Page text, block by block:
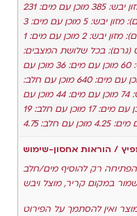
סימון תזונתי ל-100 גרם מזון קלוריות: מזון יבש: 385 מוכן עם מים: 231
מוכן עם חלב: 261 סה"כ שומנים (גרם): מזון יבש: 5 מוכן עם מים: 3
מוכן עם חלב: 5 חומצות שומן רוויות (גרם): מזון יבש: 2 מוכן עם מים: 1
טראנס (גרם): בכל שלושת המצבים:
פחות מ־0.5 כולסטרול (מ"ג): מזון יבש: 60 מוכן עם מים: 36 מוכן עם
חלב: 40 נתרן (מ"ג): מזון יבש: 1080 מוכן עם מים: 640 מוכן עם חלב:
666 סה"כ פחמימות (גרם): מזון יבש: 74 מוכן עם מים: 44 מוכן עם
חלב: 46 סוכרים (גרם): מזון יבש: 28 מוכן עם מים: 17 מוכן עם חלב: 19
/ הוראות אחסון-שימוש
רק להוסיף מים/חלב
במקום קריר, מוצל ויבש
ואין להסתמך על הפירוט